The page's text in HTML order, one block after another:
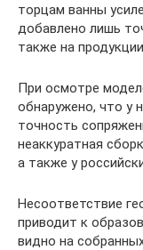
торцам ванны
добавлено лишь
также на продукции
При осмотре
обнаружено, что у
точность
неаккуратная
а также у
Несоответствие
приводит к
видно на